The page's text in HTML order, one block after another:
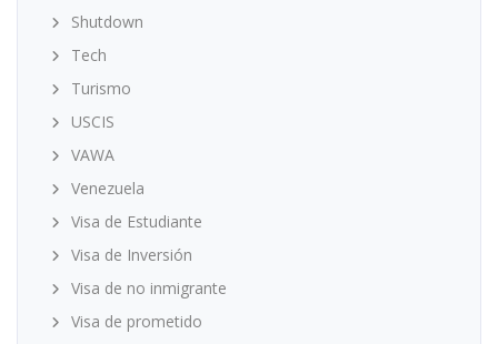
Shutdown
Tech
Turismo
USCIS
VAWA
Venezuela
Visa de Estudiante
Visa de Inversión
Visa de no inmigrante
Visa de prometido